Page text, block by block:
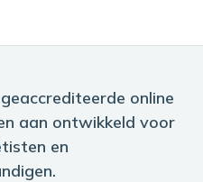
online
aan ontwikkeld voor
en